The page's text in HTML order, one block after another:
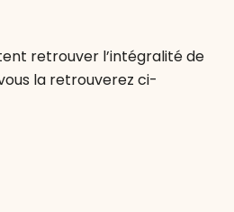
retrouver l’intégralité de
la retrouverez ci-